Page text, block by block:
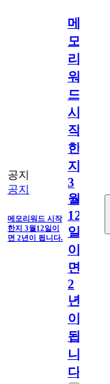
공지
공지
메모리워드 시작
한지 3월12일이
면 2년이 됩니다.
메
모
리
워
드
시
작
한
지
3
월
12
일
이
면
2
년
이
됩
니
다.